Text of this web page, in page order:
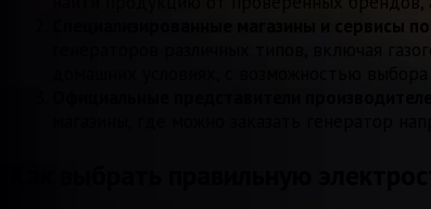
Специализированные магазины и сервисы
генераторов различных типов, включая
домашних условиях, с возможностью
магазины, где можно заказать генератор